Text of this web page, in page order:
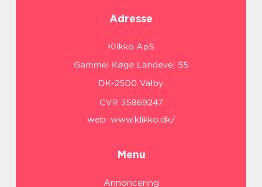
Adresse
web: www.klikko.dk/
Menu
Annoncering